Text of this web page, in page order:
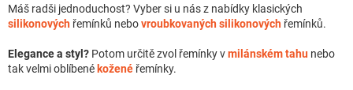
Máš radši jednoduchost? Vyber si u nás z nabídky klasických
silikonových řemínků nebovroubkovaných silikonových řemínků.
Elegance a styl? Potom určitě zvol řemínky vmilánském tahu nebo
tak velmi oblíbené kožené řemínky.